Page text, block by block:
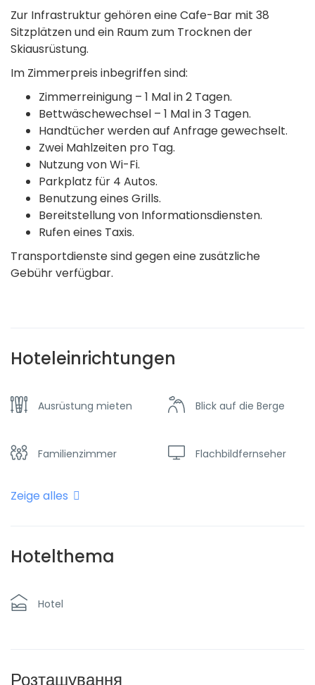
Zur Infrastruktur gehören eine Cafe-Bar mit 38
Sitzplätzen und ein Raum zum Trocknen der
Skiausrüstung.
Im Zimmerpreis inbegriffen sind:
Zimmerreinigung – 1 Mal in 2 Tagen.
Bettwäschewechsel – 1 Mal in 3 Tagen.
Handtücher werden auf Anfrage gewechselt.
Zwei Mahlzeiten pro Tag.
Nutzung von Wi-Fi.
Parkplatz für 4 Autos.
Benutzung eines Grills.
Bereitstellung von Informationsdiensten.
Rufen eines Taxis.
Transportdienste sind gegen eine zusätzliche
Gebühr verfügbar.
Hoteleinrichtungen
Ausrüstung mieten Blick auf die Berge
Familienzimmer Flachbildfernseher
Frühstück
Heizung
Internet - Wifi
Zeige alles
Hotelthema
Hotel
Розташування